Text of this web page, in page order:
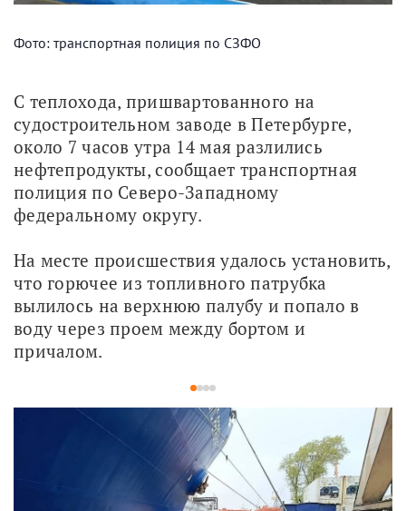
Фото: транспортная полиция по СЗФО
С теплохода, пришвартованного на
судостроительном заводе в Петербурге,
около 7 часов утра 14 мая разлились
нефтепродукты, сообщает транспортная
полиция по Северо-Западному
федеральному округу.
На месте происшествия удалось установить,
что горючее из топливного патрубка
вылилось на верхнюю палубу и попало в
воду через проем между бортом и
причалом.
1234